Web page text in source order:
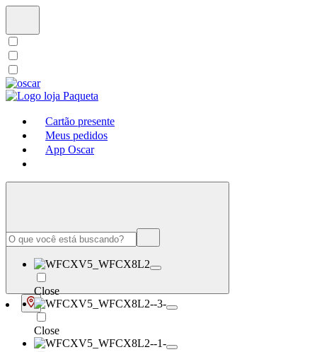
Cartão presente
Meus pedidos
App Oscar
Close
Close